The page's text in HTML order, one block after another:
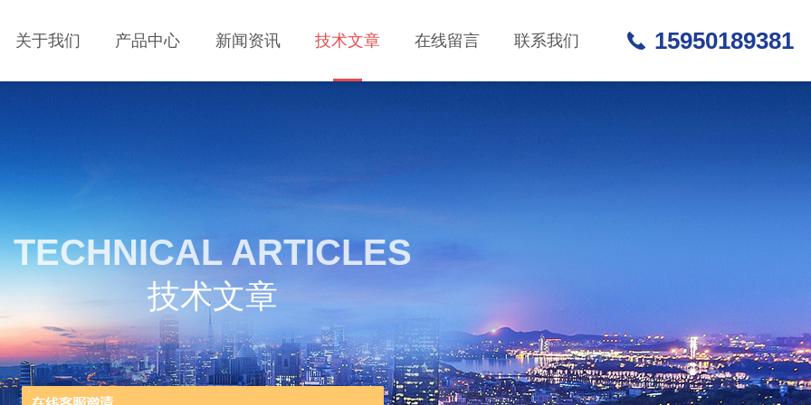
关于我们 产品中心 新闻资讯 技术文章 在线留言 联系我们 15950189381
TECHNICAL ARTICLES
技术文章